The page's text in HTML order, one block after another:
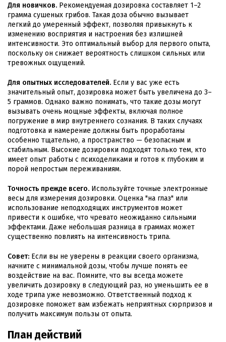
Для новичков. Рекомендуемая дозировка составляет 1–2
грамма сушеных грибов. Такая доза обычно вызывает
легкий до умеренный эффект, позволяя привыкнуть к
изменению восприятия и настроения без излишней
интенсивности. Это оптимальный выбор для первого опыта,
поскольку он снижает вероятность слишком сильных или
тревожных ощущений.
Для опытных исследователей. Если у вас уже есть
значительный опыт, дозировка может быть увеличена до 3–
5 граммов. Однако важно понимать, что такие дозы могут
вызывать очень мощные эффекты, включая полное
погружение в мир внутреннего сознания. В таких случаях
подготовка и намерение должны быть проработаны
особенно тщательно, а пространство — безопасным и
стабильным. Высокие дозировки подходят только тем, кто
имеет опыт работы с психоделиками и готов к глубоким и
порой непростым переживаниям.
Точность прежде всего. Используйте точные электронные
весы для измерения дозировки. Оценка "на глаз" или
использование неподходящих инструментов может
привести к ошибке, что чревато неожиданно сильными
эффектами. Даже небольшая разница в граммах может
существенно повлиять на интенсивность трипа.
Совет: Если вы не уверены в реакции своего организма,
начните с минимальной дозы, чтобы лучше понять ее
воздействие на вас. Помните, что вы всегда можете
увеличить дозировку в следующий раз, но уменьшить ее в
ходе трипа уже невозможно. Ответственный подход к
дозировке поможет вам избежать неприятных сюрпризов и
получить максимум пользы от опыта.
План действий